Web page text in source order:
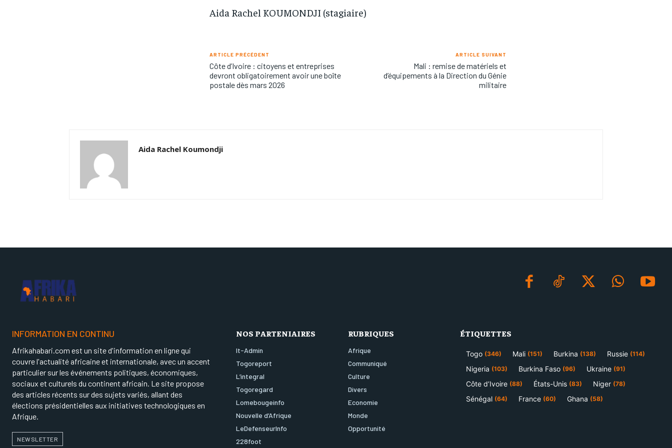
Aida Rachel KOUMONDJI (stagiaire)
ARTICLE PRÉCÉDENT
Côte d’Ivoire : citoyens et entreprises
devront obligatoirement avoir une boîte
postale dès mars 2026
ARTICLE SUIVANT
Mali : remise de matériels et
d’équipements à la Direction du Génie
militaire
Aida Rachel Koumondji
INFORMATION EN CONTINU
Afrikahabari.com est un site d'information en ligne qui
couvre l'actualité africaine et internationale, avec un accent
particulier sur les événements politiques, économiques,
sociaux et culturels du continent africain. Le site propose
des articles récents sur des sujets variés, allant des
élections présidentielles aux initiatives technologiques en
Afrique.
NEWSLETTER
NOS PARTENIAIRES
It-Admin
Togoreport
L’integral
Togoregard
Lomebougeinfo
Nouvelle d’Afrique
LeDefenseurInfo
228foot
RUBRIQUES
Afrique
Communiqué
Culture
Divers
Economie
Monde
Opportunité
ÉTIQUETTES
Togo (346) Mali (151) Burkina (138) Russie (114)
Nigeria (103) Burkina Faso (96) Ukraine (91)
Côte d’Ivoire (88) États-Unis (83) Niger (78)
Sénégal (64) France (60) Ghana (58)